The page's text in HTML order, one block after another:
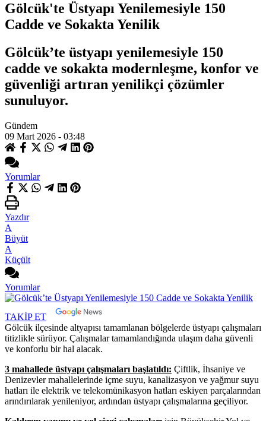
Gölcük'te Üstyapı Yenilemesiyle 150
Cadde ve Sokakta Yenilik
Gölcük’te üstyapı yenilemesiyle 150
cadde ve sokakta modernleşme, konfor ve
güvenliği artıran yenilikçi çözümler
sunuluyor.
Gündem
09 Mart 2026 - 03:48
Yorumlar
Yazdır
A
Büyüt
A
Küçült
Yorumlar
TAKİP ET
Gölcük ilçesinde altyapısı tamamlanan bölgelerde üstyapı çalışmaları
titizlikle sürüyor. Çalışmalar tamamlandığında ulaşım daha güvenli
ve konforlu bir hal alacak.
3 mahallede üstyapı çalışmaları başlatıldı: Çiftlik, İhsaniye ve
Denizevler mahallelerinde içme suyu, kanalizasyon ve yağmur suyu
hatları ile elektrik ve telekomünikasyon hatları eskiyen parçalarından
arındırılarak yenileniyor, ardından üstyapı çalışmalarına geçiliyor.